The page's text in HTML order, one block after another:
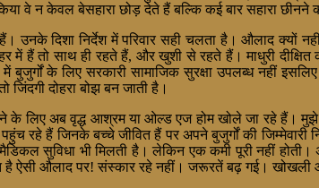
वे न केवल बेसहारा छोड़ देते हैं बल्कि कई बार सहारा
हैं। उनके दिशा निर्देश में परिवार सही चलता है। औलाद
में हैं तो साथ ही रहते हैं, और खुशी से रहते हैं। माधुरी
के लिए सरकारी सामाजिक सुरक्षा उपलब्ध नहीं
दोहरा बोझ बन जाती है।
के लिए अब वृद्ध आश्रम या ओल्ड एज होम खोले जा रहे हैं।
रहे हैं जिनके बच्चे जीवित हैं पर अपने बुजुर्गों की
सुविधा भी मिलती है। लेकिन एक कमी पूरी नहीं
है ऐसी औलाद पर! संस्कार रहे नहीं। जरूरतें बढ़ गई।